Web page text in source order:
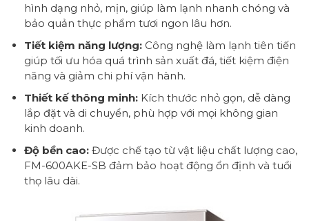
hình dạng nhỏ, mịn, giúp làm lạnh nhanh chóng và
bảo quản thực phẩm tươi ngon lâu hơn.
Tiết kiệm năng lượng:Công nghệ làm lạnh tiên tiến
giúp tối ưu hóa quá trình sản xuất đá, tiết kiệm điện
năng và giảm chi phí vận hành.
Thiết kế thông minh:Kích thước nhỏ gọn, dễ dàng
lắp đặt và di chuyển, phù hợp với mọi không gian
kinh doanh.
Độ bền cao:Được chế tạo từ vật liệu chất lượng cao,
FM-600AKE-SB đảm bảo hoạt động ổn định và tuổi
thọ lâu dài.